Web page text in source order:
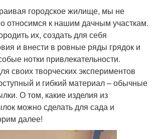
городское жилище, мы не
относимся к нашим дачным участкам.
их, создать для себя
и внести в ровные ряды грядок и
нотки привлекательности.
своих творческих экспериментов
и гибкий материал – обычные
О том, какие изделия из
можно сделать для сада и
далее!